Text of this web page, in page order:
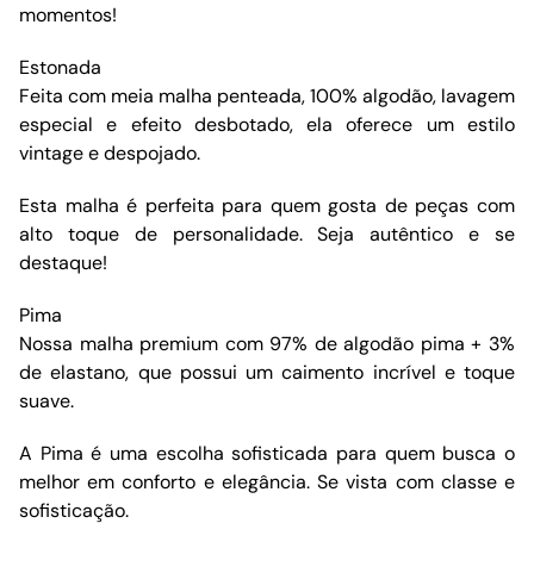
momentos!
Estonada
Feita com meia malha penteada, 100% algodão, lavagem
especial e efeito desbotado, ela oferece um estilo
vintage e despojado.
Esta malha é perfeita para quem gosta de peças com
alto toque de personalidade. Seja autêntico e se
destaque!
Pima
Nossa malha premium com 97% de algodão pima + 3%
de elastano, que possui um caimento incrível e toque
suave.
A Pima é uma escolha sofisticada para quem busca o
melhor em conforto e elegância. Se vista com classe e
sofisticação.